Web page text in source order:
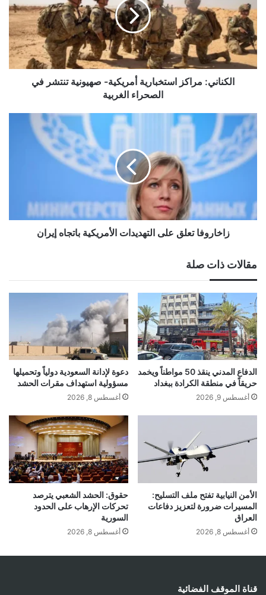
أمريكية-
صهيونية
تنتشر
في
الصحراء
الغربية
الكناني: مراكز استخبارية أمريكية- صهيونية تنتشر في
الصحراء الغربية
زاخاروفا
تعلق
على
التهديدات
الأمريكية
زاخاروفا تعلق على التهديدات الأمريكية باتجاه إيران
مقالات ذات صلة
الدفاع المدني ينقذ 50 مواطناً ويخمد
حريقاً في منطقة الكرادة ببغداد
أغسطس 9, 2026
دعوة لإدانة السعودية دولياً وتحميلها
مسؤولية استهداف مقرات الحشد
أغسطس 8, 2026
الأمن النيابية تفتح ملف التسليح:
المسيرات ضرورة لتعزيز دفاعات
العراق
أغسطس 8, 2026
حقوق: الحشد الشعبي يترصد
تحركات الإرهاب على الحدود
السورية
أغسطس 8, 2026
قناة الموقف الفضائية